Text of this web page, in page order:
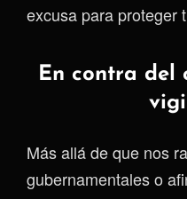
excusa para proteger
En contra del
Más allá de que nos
gubernamentales o